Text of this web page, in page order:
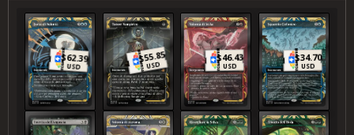
Forza di Volontà
$62.39
USD
Tutore Vampirico
$55.85
USD
Volontà di Jeska
$46.43
USD
Squarcio Ciclonico
$34.70
USD
Emerita dell'Angoscia Volontà di Akroma Risvegliare la Selva Trionfo dell’Orda